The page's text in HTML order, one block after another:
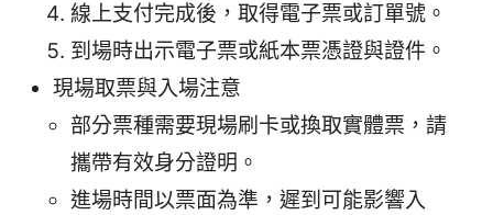
線上支付完成後，取得電子票或訂單號。
到場時出示電子票或紙本票憑證與證件。
現場取票與入場注意
部分票種需要現場刷卡或換取實體票，請
攜帶有效身分證明。
進場時間以票面為準，遲到可能影響入